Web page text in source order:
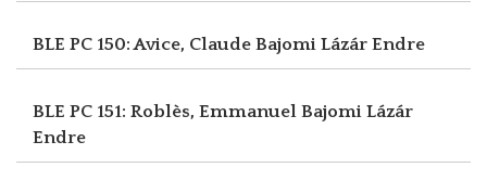
BLE PC 150: Avice, Claude Bajomi Lázár Endre
BLE PC 151: Roblès, Emmanuel Bajomi Lázár
Endre